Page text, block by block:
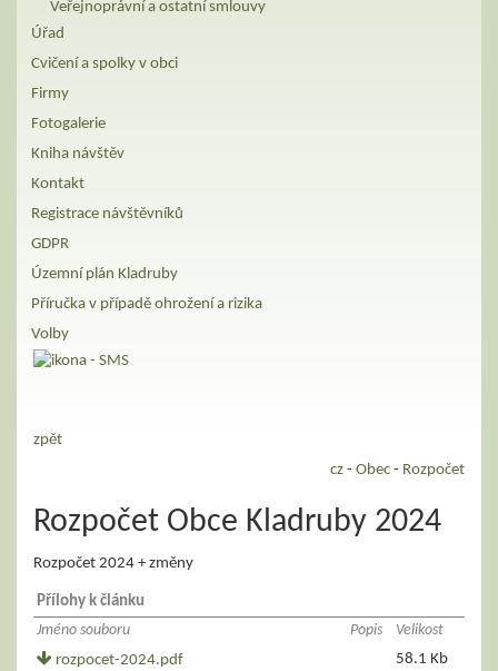
Veřejnoprávní a ostatní smlouvy
Úřad
Cvičení a spolky v obci
Firmy
Fotogalerie
Kniha návštěv
Kontakt
Registrace návštěvníků
GDPR
Územní plán Kladruby
Příručka v případě ohrožení a rizika
Volby
zpět
cz - Obec - Rozpočet
Rozpočet Obce Kladruby 2024
Rozpočet 2024 + změny
Přílohy k článku
Jméno souboru Popis Velikost
rozpocet-2024.pdf
58.1 Kb